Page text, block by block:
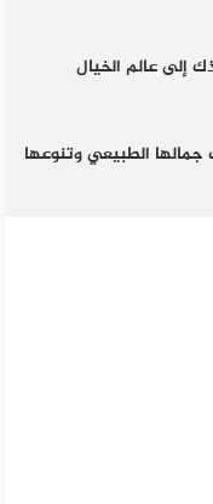
الطبيعي وتنوعها